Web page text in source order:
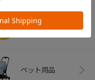
ベビートイ
ペット用品